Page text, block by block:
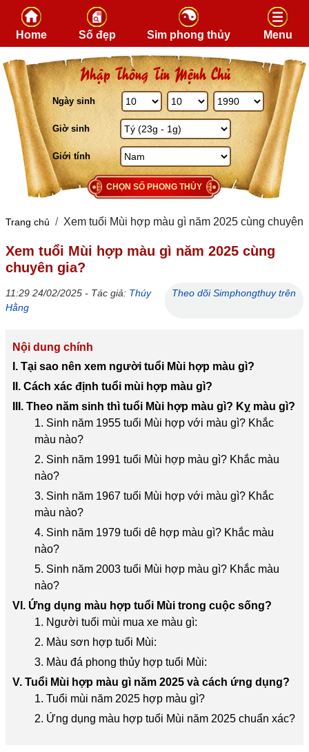
Skip to content
Home Số đẹp Sim phong thủy Menu
Nhập Thông Tin Mệnh Chủ
Ngày sinh
Giờ sinh
Giới tính
CHỌN SỐ PHONG THỦY
Trang chủ Xem tuổi Mùi hợp màu gì năm 2025 cùng chuyên
Xem tuổi Mùi hợp màu gì năm 2025 cùng
chuyên gia?
11:29 24/02/2025 - Tác giả: Thúy
Hằng
Theo dõi Simphongthuy trên
Nội dung chính
I. Tại sao nên xem người tuổi Mùi hợp màu gì?
II. Cách xác định tuổi mùi hợp màu gì?
III. ​Theo năm sinh thì tuổi Mùi hợp màu gì? Kỵ màu gì?
1. Sinh năm 1955 tuổi Mùi hợp với màu gì? Khắc
màu nào?
2. Sinh năm 1991 tuổi Mùi hợp màu gì? Khắc màu
nào?
3. Sinh năm 1967 tuổi Mùi hợp với màu gì? Khắc
màu nào?
4. Sinh năm 1979 tuổi dê hợp màu gì? Khắc màu
nào?
5. Sinh năm 2003 tuổi Mùi hợp màu gì? Khắc màu
nào?
VI. Ứng dụng màu hợp tuổi Mùi trong cuộc sống?
1. Người tuổi mùi mua xe màu gì:
2. Màu sơn hợp tuổi Mùi:
3. Màu đá phong thủy hợp tuổi Mùi:
V. Tuổi Mùi hợp màu gì năm 2025 và cách ứng dụng?
1. Tuổi mùi năm 2025 hợp màu gì?
2. Ứng dụng màu hợp tuổi Mùi năm 2025 chuẩn xác?